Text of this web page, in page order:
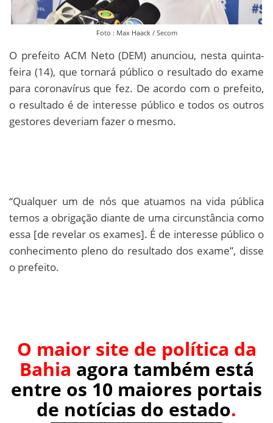
Foto : Max Haack / Secom
O prefeito ACM Neto (DEM) anunciou, nesta quinta-
feira (14), que tornará público o resultado do exame
para coronavírus que fez. De acordo com o prefeito,
o resultado é de interesse público e todos os outros
gestores deveriam fazer o mesmo.
“Qualquer um de nós que atuamos na vida pública
temos a obrigação diante de uma circunstância como
essa [de revelar os exames]. É de interesse público o
conhecimento pleno do resultado dos exame”, disse
o prefeito.
O maior site de política da
Bahia agora também está
entre os 10 maiores portais
de notícias do estado.